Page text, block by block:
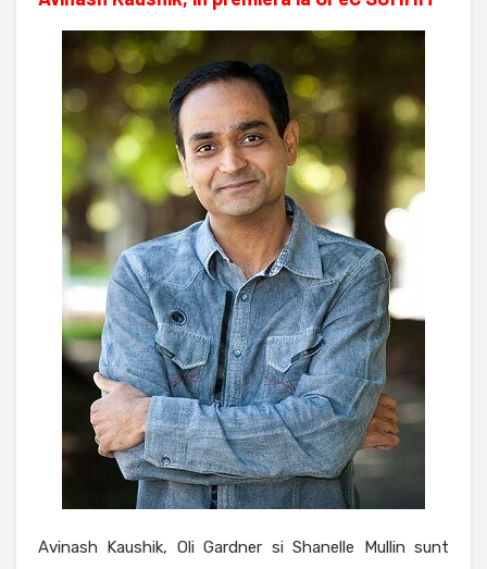
Avinash Kaushik, Oli Gardner si Shanelle Mullin sunt